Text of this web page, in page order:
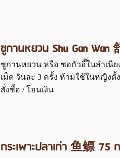
ซูกานหยวน Shu Gan
ซูกานหยวน หรือ ซอกัวอี๊ในสำเนี
เม็ด วันละ 3 ครั้ง ห้ามใช้ในหญิงตั้
สั่งซื้อ / โอนเงิน
กระเพาะปลาเก่า 鱼鳔 75